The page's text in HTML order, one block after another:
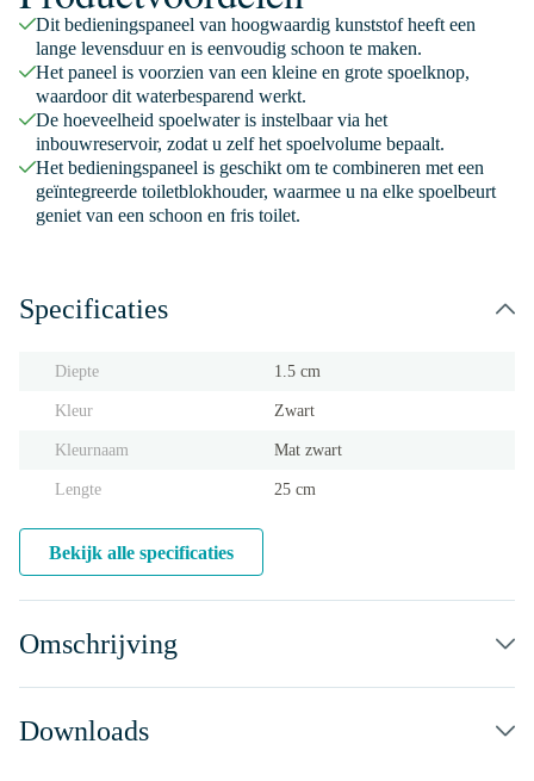
Dit bedieningspaneel van hoogwaardig kunststof heeft een
lange levensduur en is eenvoudig schoon te maken.
Het paneel is voorzien van een kleine en grote spoelknop,
waardoor dit waterbesparend werkt.
De hoeveelheid spoelwater is instelbaar via het
inbouwreservoir, zodat u zelf het spoelvolume bepaalt.
Het bedieningspaneel is geschikt om te combineren met een
geïntegreerde toiletblokhouder, waarmee u na elke spoelbeurt
geniet van een schoon en fris toilet.
Specificaties
Diepte 1.5 cm
Kleur Zwart
Kleurnaam Mat zwart
Lengte 25 cm
Bekijk alle specificaties
Omschrijving
Downloads